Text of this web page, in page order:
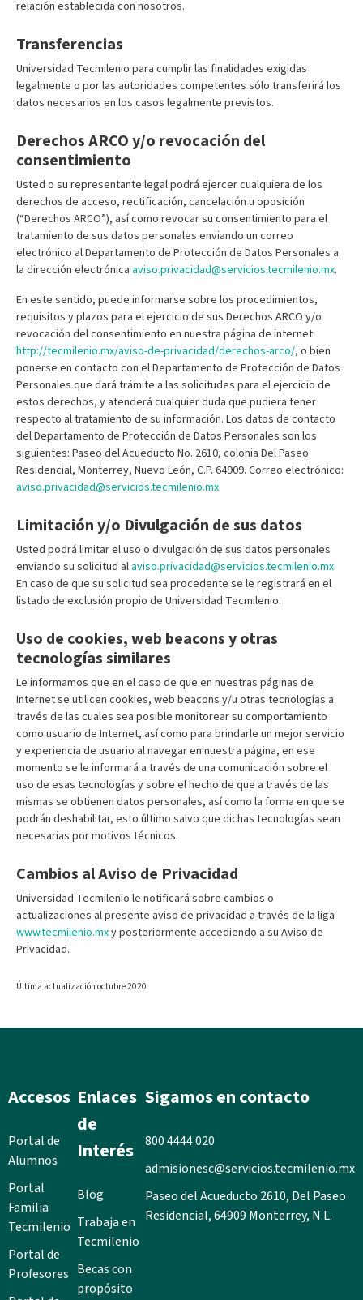
relación establecida con nosotros.
Transferencias
Universidad Tecmilenio para cumplir las finalidades exigidas
legalmente o por las autoridades competentes sólo transferirá los
datos necesarios en los casos legalmente previstos.
Derechos ARCO y/o revocación del
consentimiento
Usted o su representante legal podrá ejercer cualquiera de los
derechos de acceso, rectificación, cancelación u oposición
(“Derechos ARCO”), así como revocar su consentimiento para el
tratamiento de sus datos personales enviando un correo
electrónico al Departamento de Protección de Datos Personales a
la dirección electrónica aviso.privacidad@servicios.tecmilenio.mx.
En este sentido, puede informarse sobre los procedimientos,
requisitos y plazos para el ejercicio de sus Derechos ARCO y/o
revocación del consentimiento en nuestra página de internet
http://tecmilenio.mx/aviso-de-privacidad/derechos-arco/, o bien
ponerse en contacto con el Departamento de Protección de Datos
Personales que dará trámite a las solicitudes para el ejercicio de
estos derechos, y atenderá cualquier duda que pudiera tener
respecto al tratamiento de su información. Los datos de contacto
del Departamento de Protección de Datos Personales son los
siguientes: Paseo del Acueducto No. 2610, colonia Del Paseo
Residencial, Monterrey, Nuevo León, C.P. 64909. Correo electrónico:
aviso.privacidad@servicios.tecmilenio.mx.
Limitación y/o Divulgación de sus datos
Usted podrá limitar el uso o divulgación de sus datos personales
enviando su solicitud al aviso.privacidad@servicios.tecmilenio.mx.
En caso de que su solicitud sea procedente se le registrará en el
listado de exclusión propio de Universidad Tecmilenio.
Uso de cookies, web beacons y otras
tecnologías similares
Le informamos que en el caso de que en nuestras páginas de
Internet se utilicen cookies, web beacons y/u otras tecnologías a
través de las cuales sea posible monitorear su comportamiento
como usuario de Internet, así como para brindarle un mejor servicio
y experiencia de usuario al navegar en nuestra página, en ese
momento se le informará a través de una comunicación sobre el
uso de esas tecnologías y sobre el hecho de que a través de las
mismas se obtienen datos personales, así como la forma en que se
podrán deshabilitar, esto último salvo que dichas tecnologías sean
necesarias por motivos técnicos.
Cambios al Aviso de Privacidad
Universidad Tecmilenio le notificará sobre cambios o
actualizaciones al presente aviso de privacidad a través de la liga
www.tecmilenio.mxy posteriormente accediendo a su Aviso de
Privacidad.
Última actualización octubre 2020
Accesos
Portal de
Alumnos
Portal
Familia
Tecmilenio
Portal de
Profesores
Enlaces
de
Interés
Blog
Trabaja en
Tecmilenio
Becas con
propósito
Sigamos en contacto
800 4444 020
admisionesc@servicios.tecmilenio.mx
Paseo del Acueducto 2610, Del Paseo
Residencial, 64909 Monterrey, N.L.